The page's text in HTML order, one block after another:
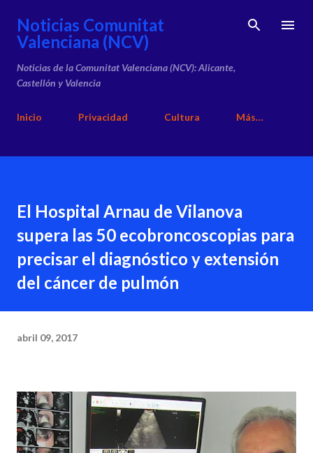
Ir al contenido principal
Noticias Comunitat
Valenciana (NCV)
Noticias de la Comunitat Valenciana (NCV): Alicante,
Castellón y Valencia
Inicio Privacidad Cultura Más…
El Hospital Arnau de Vilanova
supera las 50 ecobroncoscopias para
precisar el diagnóstico y extensión
del cáncer de pulmón
abril 09, 2017